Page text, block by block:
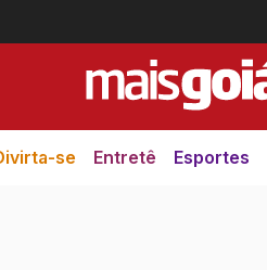
se Entretê Esportes